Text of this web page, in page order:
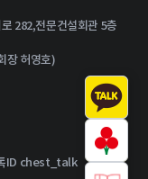
282,전문건설회관 5층
장 허영호)
ID chest_talk